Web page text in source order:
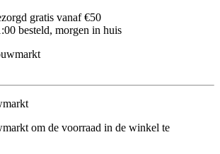
gratis vanaf €50
besteld, morgen in huis
om de voorraad in de winkel te